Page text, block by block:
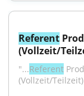
Referent
(Vollzeit/
"...Referent
(Vollzeit/